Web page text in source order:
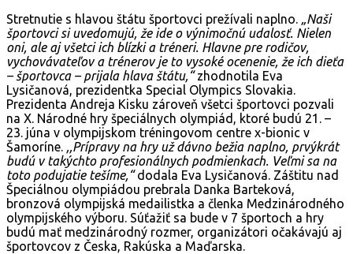
Stretnutie s hlavou štátu športovci prežívali naplno. „Naši
športovci si uvedomujú, že ide o výnimočnú udalosť. Nielen
oni, ale aj všetci ich blízki a tréneri. Hlavne pre rodičov,
vychovávateľov a trénerov je to vysoké ocenenie, že ich dieťa
– športovca – prijala hlava štátu,“zhodnotila Eva
Lysičanová, prezidentka Special Olympics Slovakia.
Prezidenta Andreja Kisku zároveň všetci športovci pozvali
na X. Národné hry špeciálnych olympiád, ktoré budú 21. –
23. júna v olympijskom tréningovom centre x-bionic v
Šamoríne. ,,Prípravy na hry už dávno bežia naplno, prvýkrát
budú v takýchto profesionálnych podmienkach. Veľmi sa na
toto podujatie tešíme,“dodala Eva Lysičanová. Záštitu nad
Špeciálnou olympiádou prebrala Danka Barteková,
bronzová olympijská medailistka a členka Medzinárodného
olympijského výboru. Súťažiť sa bude v 7 športoch a hry
budú mať medzinárodný rozmer, organizátori očakávajú aj
športovcov z Česka, Rakúska a Maďarska.